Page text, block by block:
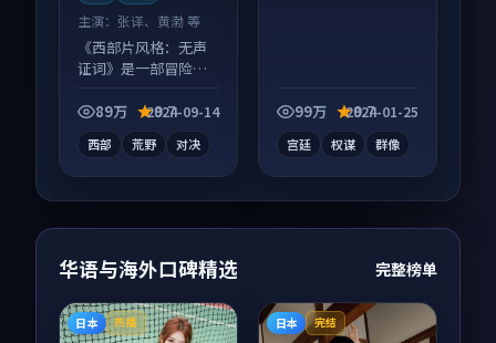
主演： 张译、黄渤 等
《西部片风格：无声
证词》是一部冒险向
在线，配乐与镜头配
89万 9.7
2024-09-14
西部 荒野 对决
99万 9.7
2024-01-25
宫廷 权谋 群像
华语与海外口碑精选 完整榜单
日本 热播 日本 完结